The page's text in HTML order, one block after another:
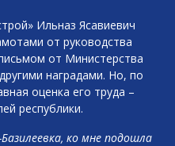
Ильназ Ясавиевич
от руководства
от Министерства
наградами. Но, по
оценка его труда –
республики.
ко мне подошла